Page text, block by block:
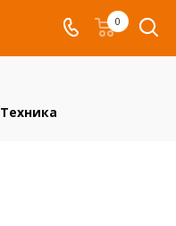
0
Техника